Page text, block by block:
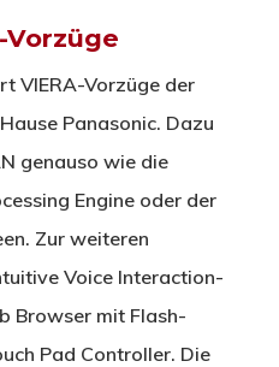
Vorzüge
VIERA-Vorzüge der
Panasonic. Dazu
genauso wie die
Engine oder der
Zur weiteren
Voice Interaction-
Browser mit Flash-
Pad Controller. Die